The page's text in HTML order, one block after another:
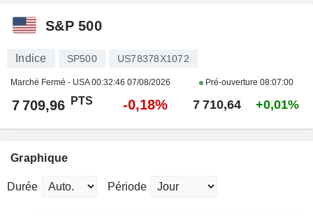
S&P 500
Indice SP500 US78378X1072
Marché Fermé - USA00:32:46 07/08/2026 Pré-ouverture 08:07:00
7 709,96 PTS -0,18% 7 710,64 +0,01%
Graphique
Durée Période